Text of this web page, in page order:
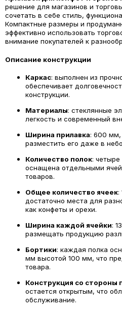
решение для магазинов и
сочетать в себе стиль,
Компактные размеры и
эффективно использовать
внимание покупателей к
Описание конструкции
Каркас: выполнен из
обеспечивает
конструкции.
Материалы: стеклянные
легкость и современный
Ширина прилавка: 600 мм,
разместить его даже в
Количество полок:
оснащена отдельными
товаров.
Общее количество ячеек:
достаточно места для
как конфеты и орехи.
Ширина каждой ячейки:
размещать продукцию
Бортики: каждая полка
мм высотой 100 мм, что
товара.
Конструкция со стороны
остается открытым, что
обслуживание.